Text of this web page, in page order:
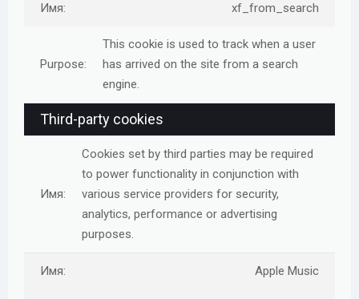
xf_from_search
This cookie is used to track when a user
has arrived on the site from a search
engine.
Third-party cookies
Cookies set by third parties may be required
to power functionality in conjunction with
various service providers for security,
analytics, performance or advertising
purposes.
Apple Music